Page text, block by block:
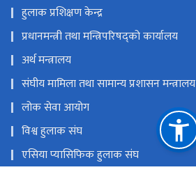
हुलाक प्रशिक्षण केन्द्र
प्रधानमन्त्री तथा मन्त्रिपरिषद्को कार्यालय
अर्थ मन्त्रालय
संघीय मामिला तथा सामान्य प्रशासन मन्त्रालय
लोक सेवा आयोग
विश्व हुलाक संघ
एसिया प्यासिफिक हुलाक संघ